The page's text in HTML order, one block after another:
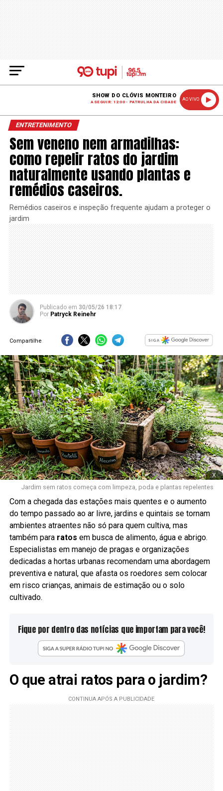
SHOW DO CLÓVIS MONTEIRO
A SEGUIR: 12:00 - PATRULHA DA CIDADE
AO VIVO
ENTRETENIMENTO
Sem veneno nem armadilhas:
como repelir ratos do jardim
naturalmente usando plantas e
remédios caseiros.
Remédios caseiros e inspeção frequente ajudam a proteger o
jardim
Publicado em 30/05/26 18:17
Por Patryck Reinehr
Compartilhe
x
Jardim sem ratos começa com limpeza, poda e plantas repelentes
Com a chegada das estações mais quentes e o aumento
do tempo passado ao ar livre, jardins e quintais se tornam
ambientes atraentes não só para quem cultiva, mas
também para ratos em busca de alimento, água e abrigo.
Especialistas em manejo de pragas e organizações
dedicadas a hortas urbanas recomendam uma abordagem
preventiva e natural, que afasta os roedores sem colocar
em risco crianças, animais de estimação ou o solo
cultivado.
Fique por dentro das notícias que importam para você!
O que atrai ratos para o jardim?